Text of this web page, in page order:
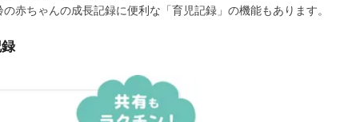
赤ちゃんの成長記録に便利な「育児記録」の機能もあります。